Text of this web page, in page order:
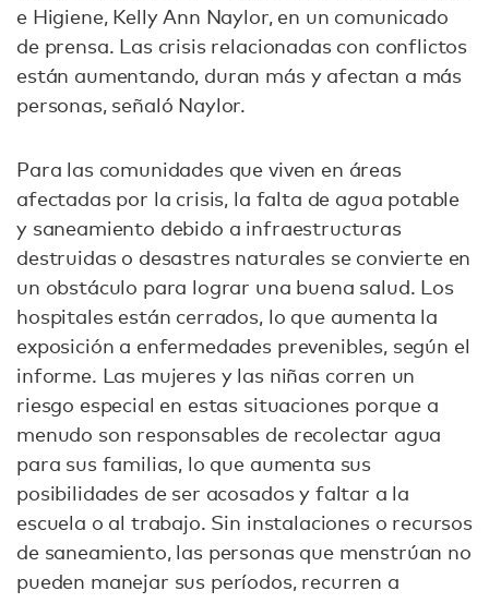
e Higiene, Kelly Ann Naylor, en un comunicado
de prensa. Las crisis relacionadas con conflictos
están aumentando, duran más y afectan a más
personas, señaló Naylor.
Para las comunidades que viven en áreas
afectadas por la crisis, la falta de agua potable
y saneamiento debido a infraestructuras
destruidas o desastres naturales se convierte en
un obstáculo para lograr una buena salud. Los
hospitales están cerrados, lo que aumenta la
exposición a enfermedades prevenibles, según el
informe. Las mujeres y las niñas corren un
riesgo especial en estas situaciones porque a
menudo son responsables de recolectar agua
para sus familias, lo que aumenta sus
posibilidades de ser acosados y faltar a la
escuela o al trabajo. Sin instalaciones o recursos
de saneamiento, las personas que menstrúan no
pueden manejar sus períodos, recurren a